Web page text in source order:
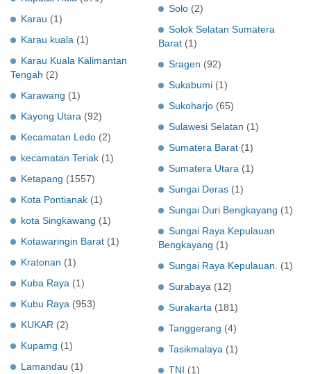
Karau (1)
Karau kuala (1)
Karau Kuala Kalimantan
Tengah (2)
Karawang (1)
Kayong Utara (92)
Kecamatan Ledo (2)
kecamatan Teriak (1)
Ketapang (1557)
Kota Pontianak (1)
kota Singkawang (1)
Kotawaringin Barat (1)
Kratonan (1)
Kuba Raya (1)
Kubu Raya (953)
KUKAR (2)
Kupamg (1)
Lamandau (1)
Solo (2)
Solok Selatan Sumatera
Barat (1)
Sragen (92)
Sukabumi (1)
Sukoharjo (65)
Sulawesi Selatan (1)
Sumatera Barat (1)
Sumatera Utara (1)
Sungai Deras (1)
Sungai Duri Bengkayang (1)
Sungai Raya Kepulauan
Bengkayang (1)
Sungai Raya Kepulauan.
(1)
Surabaya (12)
Surakarta (181)
Tanggerang (4)
Tasikmalaya (1)
TNI (1)